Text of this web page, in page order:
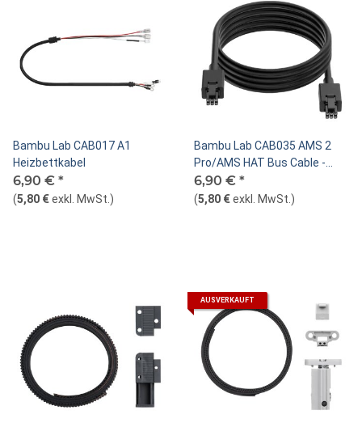
Bambu Lab CAB017 A1
Heizbettkabel
6,90 € *
(5,80 €exkl. MwSt. )
Bambu Lab CAB035 AMS 2
Pro/AMS HAT Bus Cable -
6pin
6,90 € *
(5,80 €exkl. MwSt. )
AUSVERKAUFT